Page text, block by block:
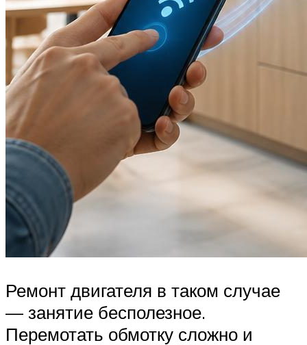
Ремонт двигателя в таком случае
— занятие бесполезное.
Перемотать обмотку сложно и